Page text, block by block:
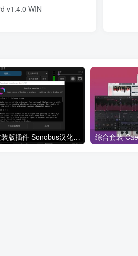
v1.4.0 WIN
一键安装版插件 Sonobus汉化版 WIN